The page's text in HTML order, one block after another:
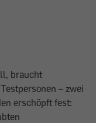
braucht
– zwei
erschöpft fest: